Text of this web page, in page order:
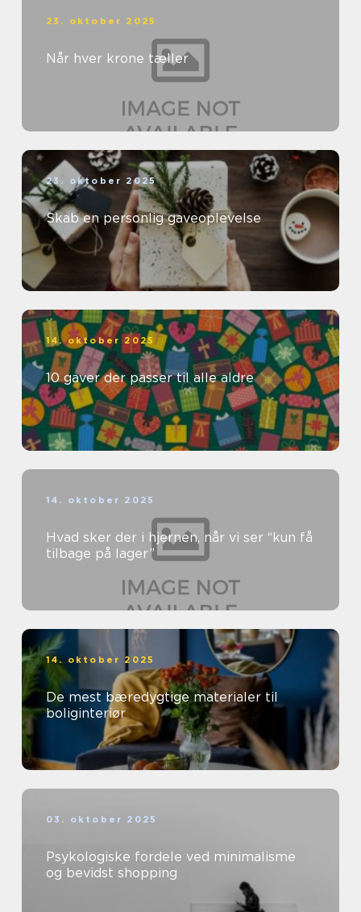
23. oktober 2025
Når hver krone tæller
23. oktober 2025
Skab en personlig gaveoplevelse
14. oktober 2025
10 gaver der passer til alle aldre
14. oktober 2025
Hvad sker der i hjernen, når vi ser “kun få
tilbage på lager”
14. oktober 2025
De mest bæredygtige materialer til
boliginteriør
03. oktober 2025
Psykologiske fordele ved minimalisme
og bevidst shopping